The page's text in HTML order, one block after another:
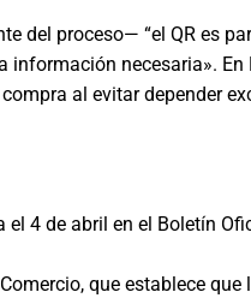
del proceso— “el QR es
información necesaria».
al evitar depender
el 4 de abril en el Boletín
que establece